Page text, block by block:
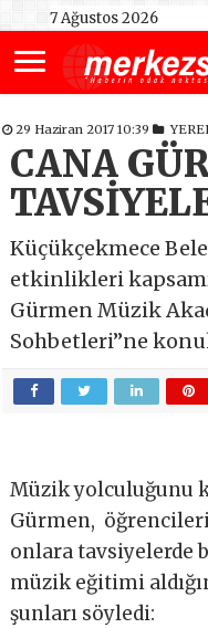
7 Ağustos 2026
29 Haziran 2017 10:39
CANA
Küçükçekmece
etkinlikleri
Gürmen Müzik
Sohbetleri”ne
Müzik yolculuğunu
Gürmen,
onlara tavsiyelerde
müzik eğitimi
şunları söyledi: